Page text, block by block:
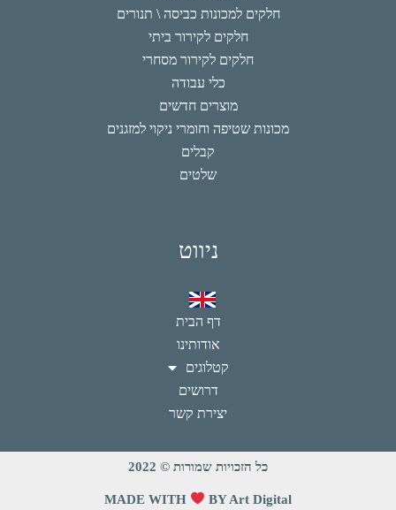
חלקים למכונות כביסה \ תנורים
חלקים לקירור ביתי
חלקים לקירור מסחרי
כלי עבודה
מוצרים חדשים
מכונות שטיפה וחומרי ניקוי למזגנים
קבלים
שלטים
ניווט
דף הבית
אודותינו
קטלוגים
דרושים
יצירת קשר
כל הזכויות שמורות © 2022
MADE WITH BY Art Digital